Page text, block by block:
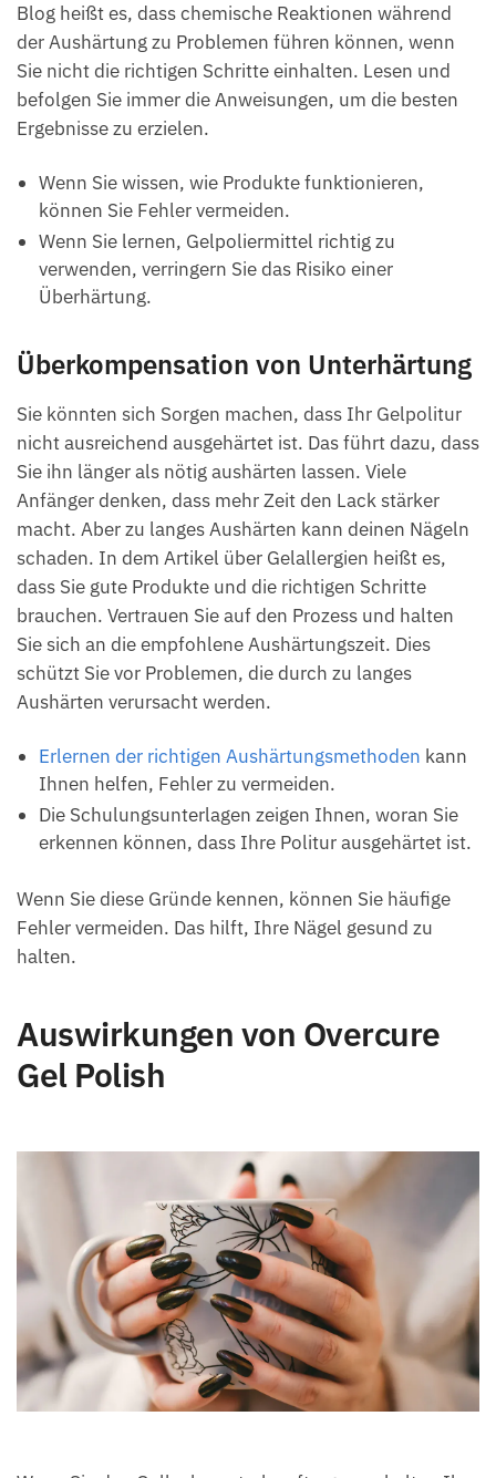
Blog heißt es, dass chemische Reaktionen während
der Aushärtung zu Problemen führen können, wenn
Sie nicht die richtigen Schritte einhalten. Lesen und
befolgen Sie immer die Anweisungen, um die besten
Ergebnisse zu erzielen.
Wenn Sie wissen, wie Produkte funktionieren,
können Sie Fehler vermeiden.
Wenn Sie lernen, Gelpoliermittel richtig zu
verwenden, verringern Sie das Risiko einer
Überhärtung.
Überkompensation von Unterhärtung
Sie könnten sich Sorgen machen, dass Ihr Gelpolitur
nicht ausreichend ausgehärtet ist. Das führt dazu, dass
Sie ihn länger als nötig aushärten lassen. Viele
Anfänger denken, dass mehr Zeit den Lack stärker
macht. Aber zu langes Aushärten kann deinen Nägeln
schaden. In dem Artikel über Gelallergien heißt es,
dass Sie gute Produkte und die richtigen Schritte
brauchen. Vertrauen Sie auf den Prozess und halten
Sie sich an die empfohlene Aushärtungszeit. Dies
schützt Sie vor Problemen, die durch zu langes
Aushärten verursacht werden.
Erlernen der richtigen Aushärtungsmethoden kann
Ihnen helfen, Fehler zu vermeiden.
Die Schulungsunterlagen zeigen Ihnen, woran Sie
erkennen können, dass Ihre Politur ausgehärtet ist.
Wenn Sie diese Gründe kennen, können Sie häufige
Fehler vermeiden. Das hilft, Ihre Nägel gesund zu
halten.
Auswirkungen von Overcure
Gel Polish